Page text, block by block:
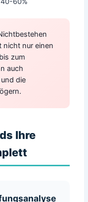
nicht nur einen
zum
auch
die
Ihre